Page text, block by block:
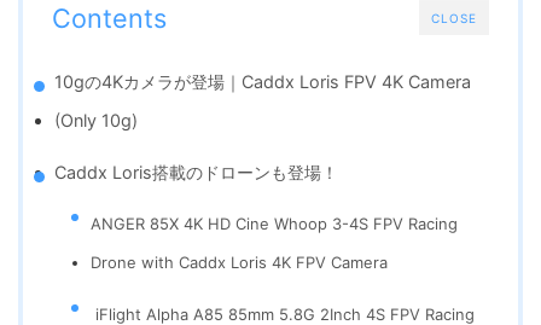
CLOSE
Contents
10gの4Kカメラが登場｜Caddx Loris FPV 4K Camera
(Only 10g)
Caddx Loris搭載のドローンも登場！
ANGER 85X 4K HD Cine Whoop 3-4S FPV Racing
Drone with Caddx Loris 4K FPV Camera
iFlight Alpha A85 85mm 5.8G 2Inch 4S FPV Racing